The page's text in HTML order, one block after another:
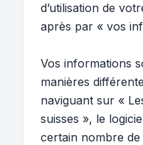
d’utilisation de
après par « vos
Vos informations
manières
naviguant sur «
suisses », le
certain nombre